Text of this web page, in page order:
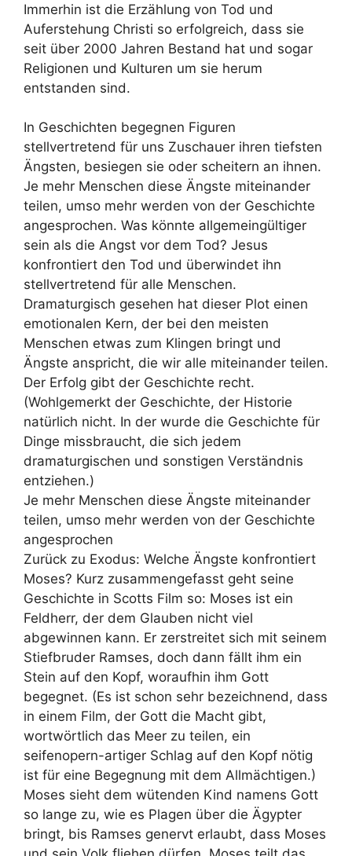
Immerhin ist die Erzählung von Tod und
Auferstehung Christi so erfolgreich, dass sie
seit über 2000 Jahren Bestand hat und sogar
Religionen und Kulturen um sie herum
entstanden sind.
In Geschichten begegnen Figuren
stellvertretend für uns Zuschauer ihren tiefsten
Ängsten, besiegen sie oder scheitern an ihnen.
Je mehr Menschen diese Ängste miteinander
teilen, umso mehr werden von der Geschichte
angesprochen. Was könnte allgemeingültiger
sein als die Angst vor dem Tod? Jesus
konfrontiert den Tod und überwindet ihn
stellvertretend für alle Menschen.
Dramaturgisch gesehen hat dieser Plot einen
emotionalen Kern, der bei den meisten
Menschen etwas zum Klingen bringt und
Ängste anspricht, die wir alle miteinander teilen.
Der Erfolg gibt der Geschichte recht.
(Wohlgemerkt der Geschichte, der Historie
natürlich nicht. In der wurde die Geschichte für
Dinge missbraucht, die sich jedem
dramaturgischen und sonstigen Verständnis
entziehen.)
Je mehr Menschen diese Ängste miteinander
teilen, umso mehr werden von der Geschichte
angesprochen
Zurück zu Exodus: Welche Ängste konfrontiert
Moses? Kurz zusammengefasst geht seine
Geschichte in Scotts Film so: Moses ist ein
Feldherr, der dem Glauben nicht viel
abgewinnen kann. Er zerstreitet sich mit seinem
Stiefbruder Ramses, doch dann fällt ihm ein
Stein auf den Kopf, woraufhin ihm Gott
begegnet. (Es ist schon sehr bezeichnend, dass
in einem Film, der Gott die Macht gibt,
wortwörtlich das Meer zu teilen, ein
seifenopern-artiger Schlag auf den Kopf nötig
ist für eine Begegnung mit dem Allmächtigen.)
Moses sieht dem wütenden Kind namens Gott
so lange zu, wie es Plagen über die Ägypter
bringt, bis Ramses genervt erlaubt, dass Moses